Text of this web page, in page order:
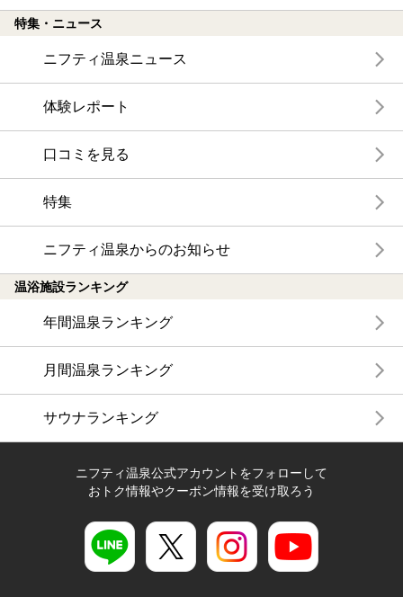
特集・ニュース
ニフティ温泉ニュース
体験レポート
口コミを見る
特集
ニフティ温泉からのお知らせ
温浴施設ランキング
年間温泉ランキング
月間温泉ランキング
サウナランキング
ニフティ温泉公式アカウントをフォローして
おトク情報やクーポン情報を受け取ろう